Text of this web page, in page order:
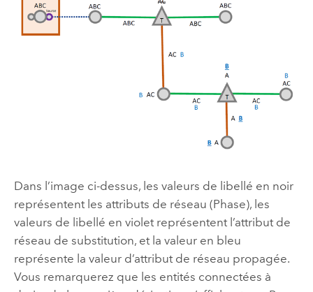
Dans l’image ci-dessus, les valeurs de libellé en noir
représentent les attributs de réseau (Phase), les
valeurs de libellé en violet représentent l’attribut de
réseau de substitution, et la valeur en bleu
représente la valeur d’attribut de réseau propagée.
Vous remarquerez que les entités connectées à